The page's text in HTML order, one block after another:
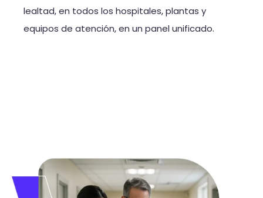
lealtad, en todos los hospitales, plantas y
equipos de atención, en un panel unificado.